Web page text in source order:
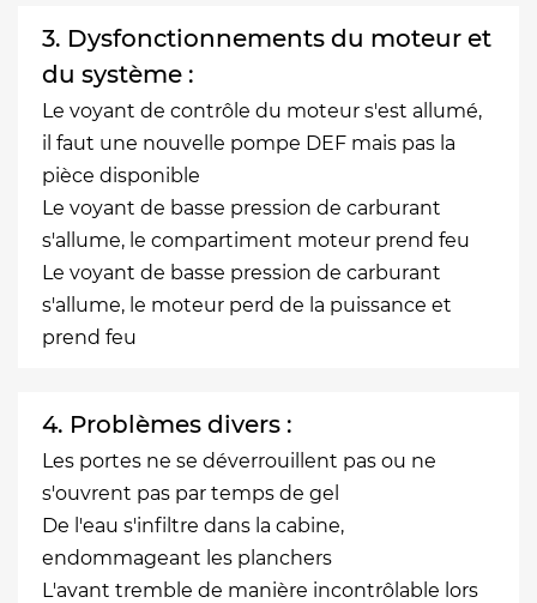
3. Dysfonctionnements du moteur et
du système :
Le voyant de contrôle du moteur s'est allumé,
il faut une nouvelle pompe DEF mais pas la
pièce disponible
Le voyant de basse pression de carburant
s'allume, le compartiment moteur prend feu
Le voyant de basse pression de carburant
s'allume, le moteur perd de la puissance et
prend feu
4. Problèmes divers :
Les portes ne se déverrouillent pas ou ne
s'ouvrent pas par temps de gel
De l'eau s'infiltre dans la cabine,
endommageant les planchers
L'avant tremble de manière incontrôlable lors